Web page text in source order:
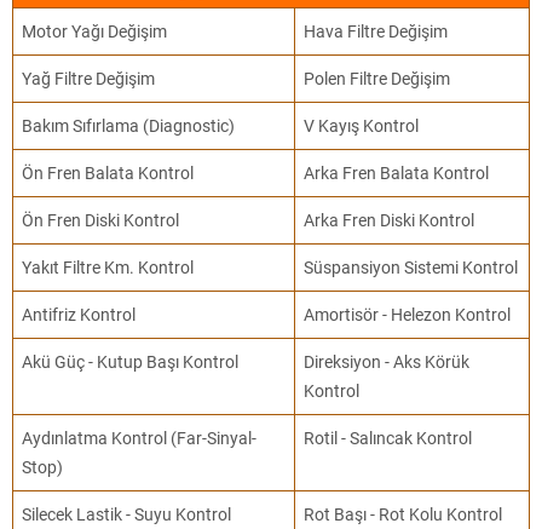
Motor Yağı Değişim Hava Filtre Değişim
Yağ Filtre Değişim Polen Filtre Değişim
Bakım Sıfırlama (Diagnostic) V Kayış Kontrol
Ön Fren Balata Kontrol Arka Fren Balata Kontrol
Ön Fren Diski Kontrol Arka Fren Diski Kontrol
Yakıt Filtre Km. Kontrol Süspansiyon Sistemi Kontrol
Antifriz Kontrol Amortisör - Helezon Kontrol
Akü Güç - Kutup Başı Kontrol
Direksiyon - Aks Körük
Kontrol
Aydınlatma Kontrol (Far-Sinyal-
Stop)
Rotil - Salıncak Kontrol
Silecek Lastik - Suyu Kontrol Rot Başı - Rot Kolu Kontrol